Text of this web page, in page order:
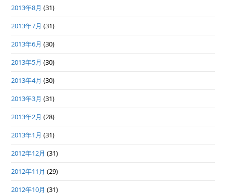
2013年8月 (31)
2013年7月 (31)
2013年6月 (30)
2013年5月 (30)
2013年4月 (30)
2013年3月 (31)
2013年2月 (28)
2013年1月 (31)
2012年12月 (31)
2012年11月 (29)
2012年10月 (31)